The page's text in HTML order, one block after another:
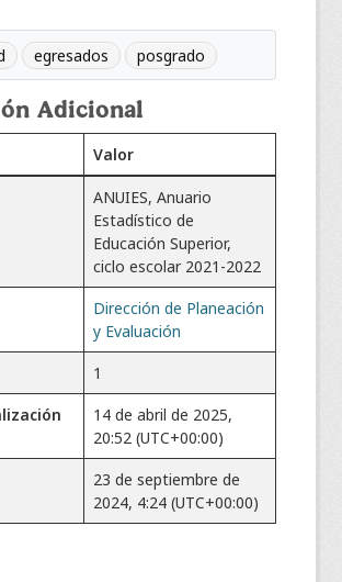
egresados posgrado
Adicional
Valor
ANUIES, Anuario
Estadístico de
Educación Superior,
ciclo escolar 2021-2022
Dirección de Planeación
y Evaluación
1
14 de abril de 2025,
20:52 (UTC+00:00)
23 de septiembre de
2024, 4:24 (UTC+00:00)